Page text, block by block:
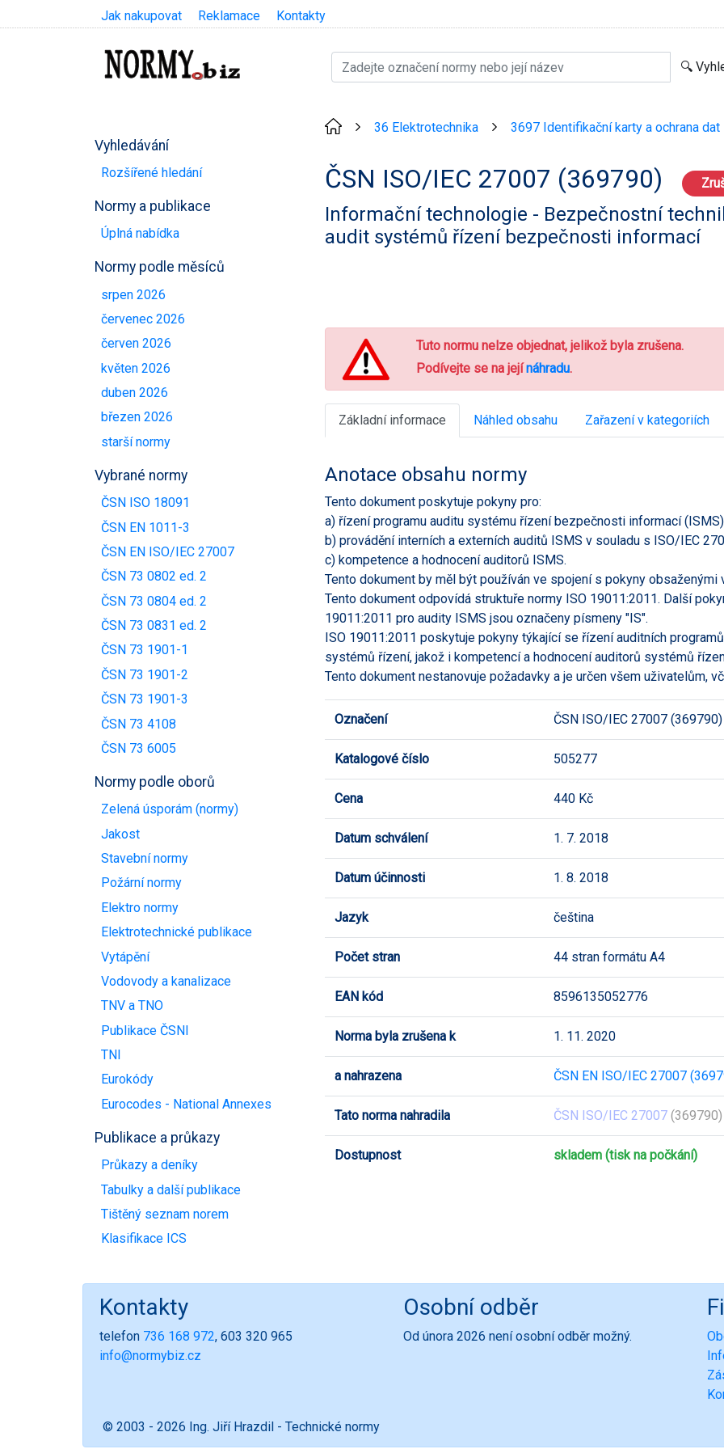
Jak nakupovat Reklamace Kontakty
Vyhledávání
Rozšířené hledání
Normy a publikace
Úplná nabídka
Normy podle měsíců
srpen 2026
červenec 2026
červen 2026
květen 2026
duben 2026
březen 2026
starší normy
Vybrané normy
ČSN ISO 18091
ČSN EN 1011-3
ČSN EN ISO/IEC 27007
ČSN 73 0802 ed. 2
ČSN 73 0804 ed. 2
ČSN 73 0831 ed. 2
ČSN 73 1901-1
ČSN 73 1901-2
ČSN 73 1901-3
ČSN 73 4108
ČSN 73 6005
Normy podle oborů
Zelená úsporám (normy)
Jakost
Stavební normy
Požární normy
Elektro normy
Elektrotechnické publikace
Vytápění
Vodovody a kanalizace
TNV a TNO
Publikace ČSNI
TNI
Eurokódy
Eurocodes - National Annexes
Publikace a průkazy
Průkazy a deníky
Tabulky a další publikace
Tištěný seznam norem
Klasifikace ICS
36 Elektrotechnika 3697 Identifikační karty a ochrana dat
ČSN ISO/IEC 27007 (369790)
Informační technologie - Bezpečnostní
audit systémů řízení bezpečnosti informací
Tuto normu nelze objednat, jelikož byla zrušena.
Podívejte se na jejínáhradu.
Základní informace Náhled obsahu Zařazení v kategoriích
Anotace obsahu normy
Tento dokument poskytuje pokyny pro:
a) řízení programu auditu systému řízení bezpečnosti informací
b) provádění interních a externích auditů ISMS v souladu s ISO/IEC
c) kompetence a hodnocení auditorů ISMS.
Tento dokument by měl být používán ve spojení s pokyny obsaženými
Tento dokument odpovídá struktuře normy ISO 19011:2011. Další
19011:2011 pro audity ISMS jsou označeny písmeny "IS".
ISO 19011:2011 poskytuje pokyny týkající se řízení auditních
systémů řízení, jakož i kompetencí a hodnocení auditorů systémů
Tento dokument nestanovuje požadavky a je určen všem uživatelům,
Označení ČSN ISO/IEC 27007 (369790)
Katalogové číslo 505277
Cena 440 Kč
Datum schválení 1. 7. 2018
Datum účinnosti 1. 8. 2018
Jazyk čeština
Počet stran 44 stran formátu A4
EAN kód 8596135052776
Norma byla zrušena k 1. 11. 2020
a nahrazena ČSN EN ISO/IEC 27007
Tato norma nahradila ČSN ISO/IEC 27007
Dostupnost skladem (tisk na počkání)
Kontakty
telefon 736 168 972, 603 320 965
info@normybiz.cz
Osobní odběr
Od února 2026 není osobní odběr možný.
© 2003 - 2026 Ing. Jiří Hrazdil - Technické normy